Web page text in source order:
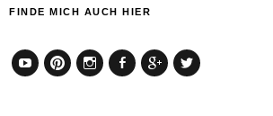
FINDE MICH AUCH HIER